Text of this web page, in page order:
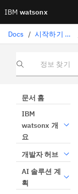
IBM watsonx
Docs / 시작하기 및 학습서
정보 찾기
문서 홈
IBM
watsonx 개
요
개발자 허브
AI 솔루션 계
획